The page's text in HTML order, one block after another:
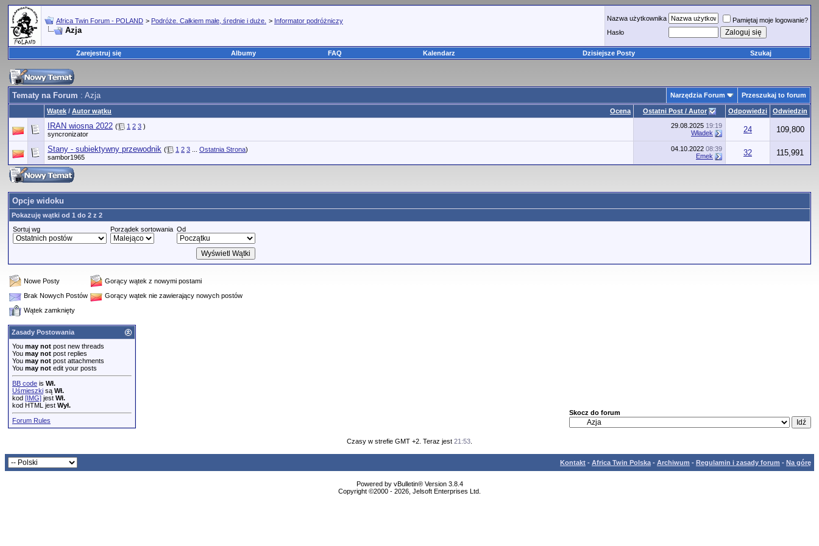
Africa Twin Forum - POLAND > Podróże. Całkiem małe, średnie i duże. > Informator podróżniczy
Azja
Nazwa użytkownika
Pamiętaj moje logowanie?
Hasło
Zarejestruj się Albumy FAQ Kalendarz Dzisiejsze Posty Szukaj
Tematy na Forum : Azja Narzędzia Forum Przeszukaj to forum
Ocena
Wątek / Autor wątku Ostatni Post / Autor Odpowiedzi Odwiedzin
IRAN wiosna 2022 ( 1 2 3 )
syncronizator
29.08.2025 19:19
Władek
24 109,800
Stany - subiektywny przewodnik ( 1 2 3 Ostatnia Strona)
sambor1965
04.10.2022 08:39
Emek
32 115,991
Opcje widoku
Pokazuję wątki od 1 do 2 z 2
Sortuj wg
Porządek sortowania Od
Nowe Posty
Gorący wątek z nowymi postami
Brak Nowych Postów
Gorący wątek nie zawierający nowych postów
Wątek zamknięty
Zasady Postowania
You may not post new threads
You may not post replies
You may not post attachments
You may not edit your posts
BB code is Wł.
Uśmieszki są Wł.
kod [IMG] jest Wł.
kod HTML jest Wył.
Forum Rules
Skocz do forum
Czasy w strefie GMT +2. Teraz jest 21:53
Kontakt - Africa Twin Polska - Archiwum - Regulamin i zasady forum - Na górę
Powered by vBulletin® Version 3.8.4
Copyright ©2000 - 2026, Jelsoft Enterprises Ltd.